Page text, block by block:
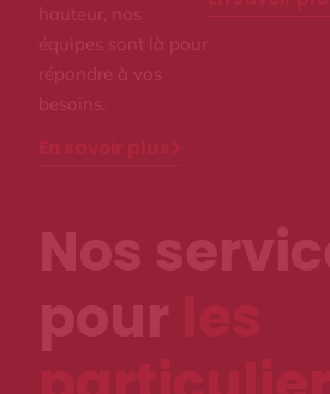
hauteur, nos
équipes sont là pour
répondre à vos
besoins.
Nos
pour